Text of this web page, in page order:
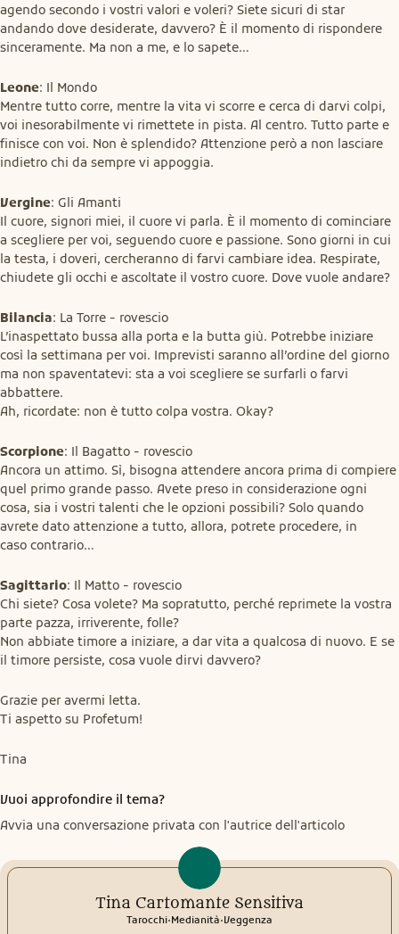
agendo secondo i vostri valori e voleri? Siete sicuri di star
andando dove desiderate, davvero? È il momento di rispondere
sinceramente. Ma non a me, e lo sapete…
Leone: Il Mondo
Mentre tutto corre, mentre la vita vi scorre e cerca di darvi colpi,
voi inesorabilmente vi rimettete in pista. Al centro. Tutto parte e
finisce con voi. Non è splendido? Attenzione però a non lasciare
indietro chi da sempre vi appoggia.
Vergine: Gli Amanti
Il cuore, signori miei, il cuore vi parla. È il momento di cominciare
a scegliere per voi, seguendo cuore e passione. Sono giorni in cui
la testa, i doveri, cercheranno di farvi cambiare idea. Respirate,
chiudete gli occhi e ascoltate il vostro cuore. Dove vuole andare?
Bilancia: La Torre - rovescio
L’inaspettato bussa alla porta e la butta giù. Potrebbe iniziare
così la settimana per voi. Imprevisti saranno all’ordine del giorno
ma non spaventatevi: sta a voi scegliere se surfarli o farvi
abbattere.
Ah, ricordate: non è tutto colpa vostra. Okay?
Scorpione: Il Bagatto - rovescio
Ancora un attimo. Sì, bisogna attendere ancora prima di compiere
quel primo grande passo. Avete preso in considerazione ogni
cosa, sia i vostri talenti che le opzioni possibili? Solo quando
avrete dato attenzione a tutto, allora, potrete procedere, in
caso contrario…
Sagittario: Il Matto - rovescio
Chi siete? Cosa volete? Ma sopratutto, perché reprimete la vostra
parte pazza, irriverente, folle?
Non abbiate timore a iniziare, a dar vita a qualcosa di nuovo. E se
il timore persiste, cosa vuole dirvi davvero?
Grazie per avermi letta.
Ti aspetto su Profetum!
Tina
Vuoi approfondire il tema?
Avvia una conversazione privata con l'autrice dell'articolo
Tina Cartomante Sensitiva
Tarocchi.Medianità.Veggenza